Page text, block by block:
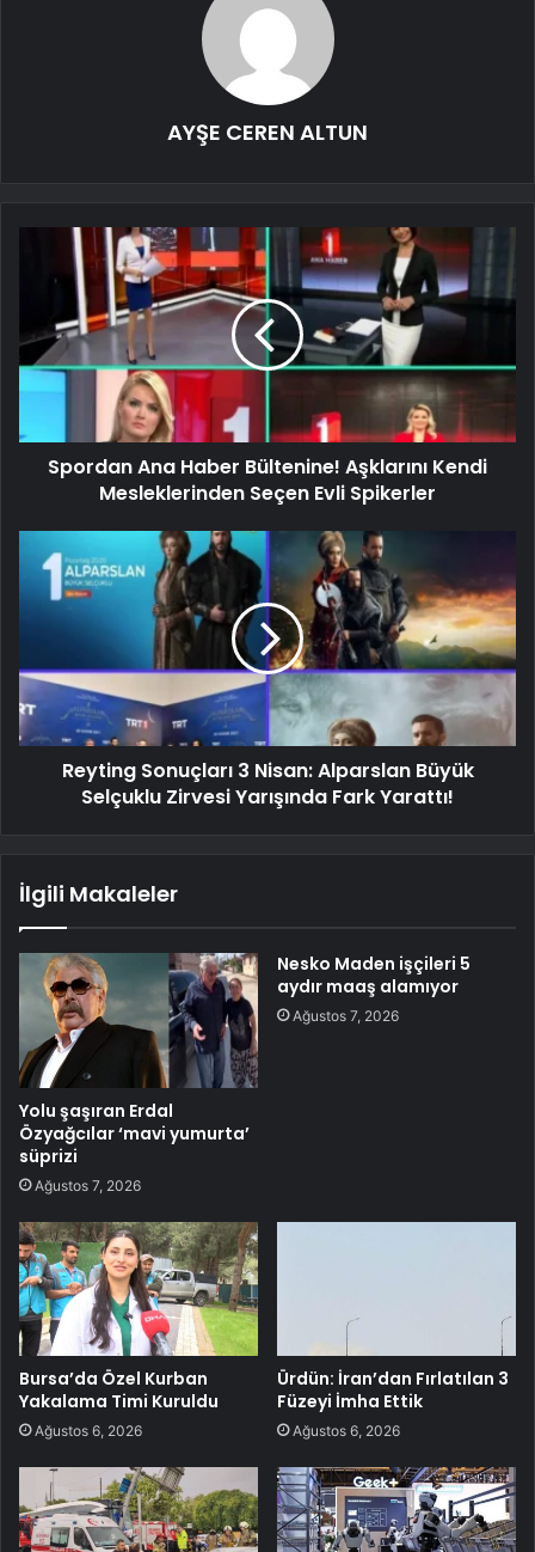
AYŞE CEREN ALTUN
Spordan Ana Haber Bültenine! Aşklarını Kendi
Mesleklerinden Seçen Evli Spikerler
Reyting Sonuçları 3 Nisan: Alparslan Büyük
Selçuklu Zirvesi Yarışında Fark Yarattı!
İlgili Makaleler
Yolu şaşıran Erdal
Özyağcılar ‘mavi yumurta’
süprizi
Ağustos 7, 2026
Nesko Maden işçileri 5
aydır maaş alamıyor
Ağustos 7, 2026
Bursa’da Özel Kurban
Yakalama Timi Kuruldu
Ağustos 6, 2026
Ürdün: İran’dan Fırlatılan 3
Füzeyi İmha Ettik
Ağustos 6, 2026